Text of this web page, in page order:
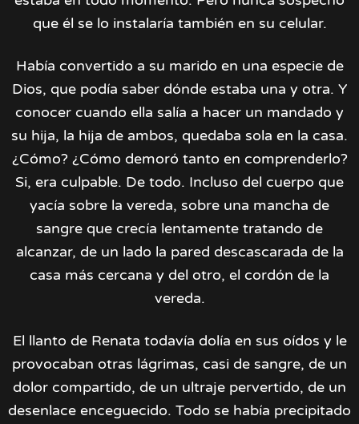
que él se lo instalaría también en su celular.
Había convertido a su marido en una especie de
Dios, que podía saber dónde estaba una y otra. Y
conocer cuando ella salía a hacer un mandado y
su hija, la hija de ambos, quedaba sola en la casa.
¿Cómo? ¿Cómo demoró tanto en comprenderlo?
Si, era culpable. De todo. Incluso del cuerpo que
yacía sobre la vereda, sobre una mancha de
sangre que crecía lentamente tratando de
alcanzar, de un lado la pared descascarada de la
casa más cercana y del otro, el cordón de la
vereda.
El llanto de Renata todavía dolía en sus oídos y le
provocaban otras lágrimas, casi de sangre, de un
dolor compartido, de un ultraje pervertido, de un
desenlace enceguecido. Todo se había precipitado